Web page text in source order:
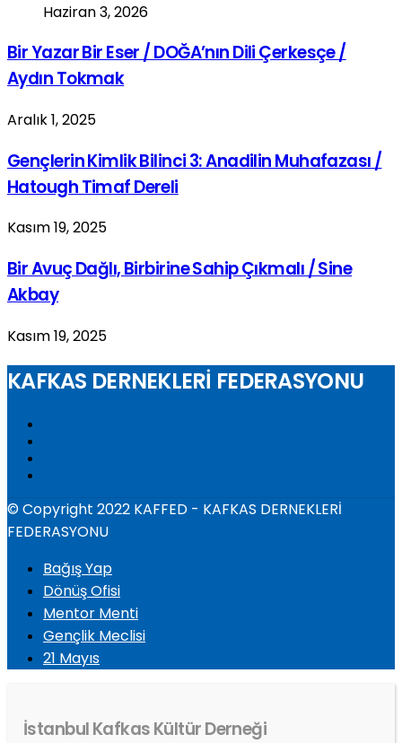
Haziran 3, 2026
Bir Yazar Bir Eser / DOĞA’nın Dili Çerkesçe /
Aydın Tokmak
Aralık 1, 2025
Gençlerin Kimlik Bilinci 3: Anadilin Muhafazası /
Hatough Timaf Dereli
Kasım 19, 2025
Bir Avuç Dağlı, Birbirine Sahip Çıkmalı / Sine
Akbay
Kasım 19, 2025
KAFKAS DERNEKLERİ FEDERASYONU
© Copyright 2022 KAFFED - KAFKAS DERNEKLERİ
FEDERASYONU
Bağış Yap
Dönüş Ofisi
Mentor Menti
Gençlik Meclisi
21 Mayıs
İstanbul Kafkas Kültür Derneği